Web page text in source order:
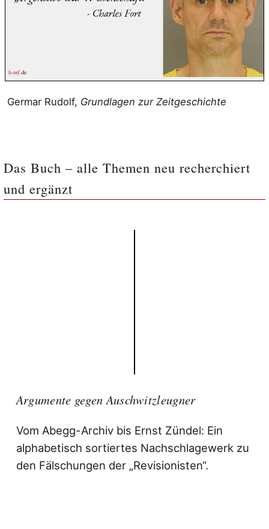
Germar Rudolf, Grundlagen zur Zeitgeschichte
Das Buch – alle Themen neu recherchiert
und ergänzt
Argumente gegen Auschwitzleugner
Vom Abegg-Archiv bis Ernst Zündel: Ein
alphabetisch sortiertes Nachschlagewerk zu
den Fälschungen der „Revisionisten“.